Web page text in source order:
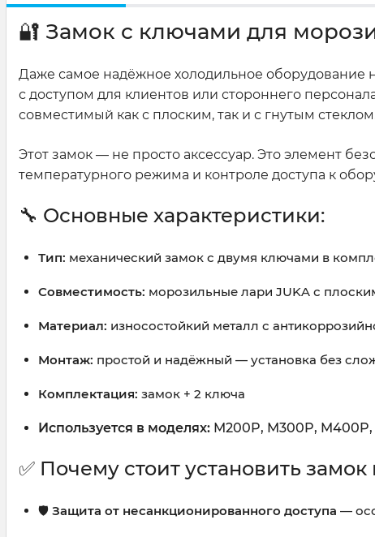
🔐 Замок с ключами для
Даже самое надёжное холодильное оборудование
с доступом для клиентов или стороннего
совместимый как с плоским, так и с гнутым
Этот замок — не просто аксессуар. Это элемент
температурного режима и контроле доступа к
🔧 Основные характеристики:
Тип: механический замок с двумя ключами в
Совместимость: морозильные лари JUKA с
Материал: износостойкий металл с
Монтаж: простой и надёжный — установка без
Комплектация: замок + 2 ключа
Используется в моделях: M200P, M300P,
✅ Почему стоит установить
🛡️ Защита от несанкционированного доступа —